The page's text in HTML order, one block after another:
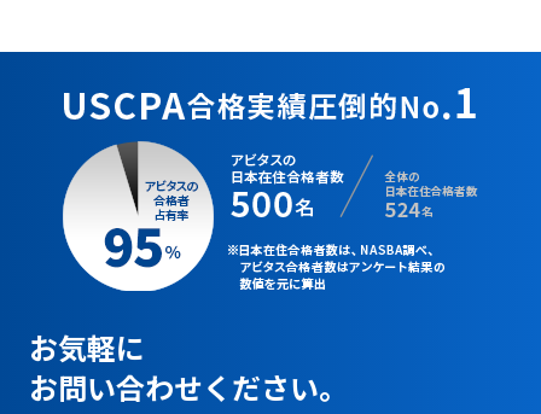
お気軽に
お問い合わせください。